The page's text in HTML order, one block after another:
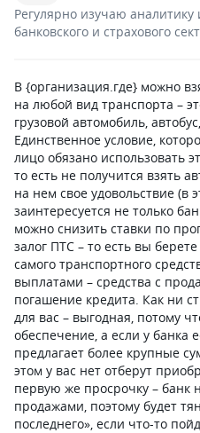
Регулярно изучаю аналитику
банковского и страхового
В {организация.где} можно
на любой вид транспорта –
грузовой автомобиль,
Единственное условие,
лицо обязано использовать
то есть не получится взять
на нем свое удовольствие (в
заинтересуется не только
можно снизить ставки по
залог ПТС – то есть вы
самого транспортного
выплатами – средства с
погашение кредита. Как ни
для вас – выгодная, потому
обеспечение, а если у банка
предлагает более крупные
этом у вас нет отберут
первую же просрочку – банк
продажами, поэтому будет
последнего», если что-то